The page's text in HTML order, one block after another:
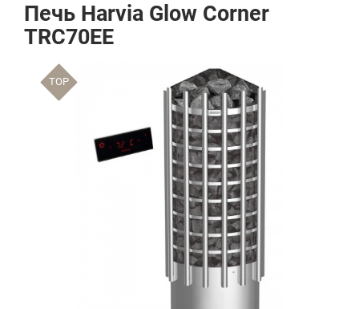
Печь Harvia Glow Corner
TRC70EE
TOP